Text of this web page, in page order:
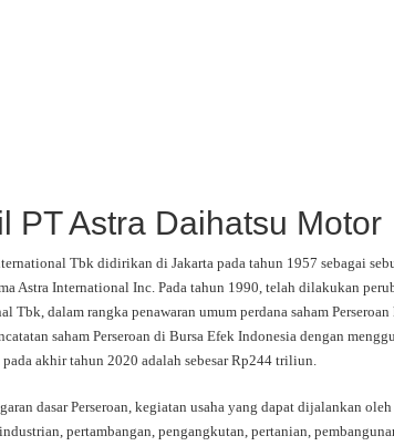
PT Astra Daihatsu Motor
Tbk didirikan di Jakarta pada tahun 1957 sebagai
Astra International Inc. Pada tahun 1990, telah dilakukan
Tbk, dalam rangka penawaran umum perdana saham
saham Perseroan di Bursa Efek Indonesia dengan
pada akhir tahun 2020 adalah sebesar Rp244 triliun.
dasar Perseroan, kegiatan usaha yang dapat dijalankan
pertambangan, pengangkutan, pertanian,